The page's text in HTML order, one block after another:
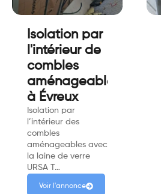
Isolation par
l'intérieur de
combles
aménageables
à Évreux
Isolation par
l’intérieur des
combles
aménageables avec
la laine de verre
URSA T…
Voir l'annonce